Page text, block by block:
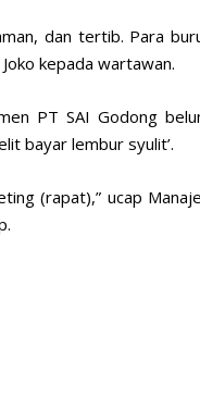
dan tertib. Para
kepada wartawan.
PT SAI Godong
bayar lembur syulit’.
(rapat),” ucap